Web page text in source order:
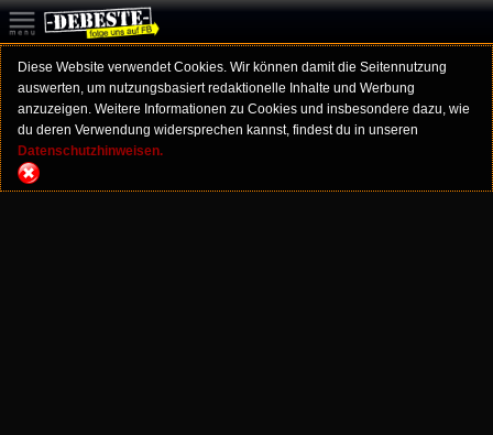
Diese Website verwendet Cookies. Wir können damit die Seitennutzung
auswerten, um nutzungsbasiert redaktionelle Inhalte und Werbung
anzuzeigen. Weitere Informationen zu Cookies und insbesondere dazu, wie
du deren Verwendung widersprechen kannst, findest du in unseren
Datenschutzhinweisen.